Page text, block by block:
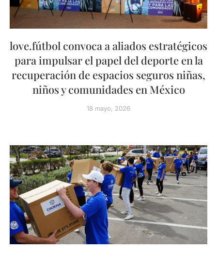
love.fútbol convoca a aliados estratégicos
para impulsar el papel del deporte en la
recuperación de espacios seguros niñas,
niños y comunidades en México
18 mayo, 2026